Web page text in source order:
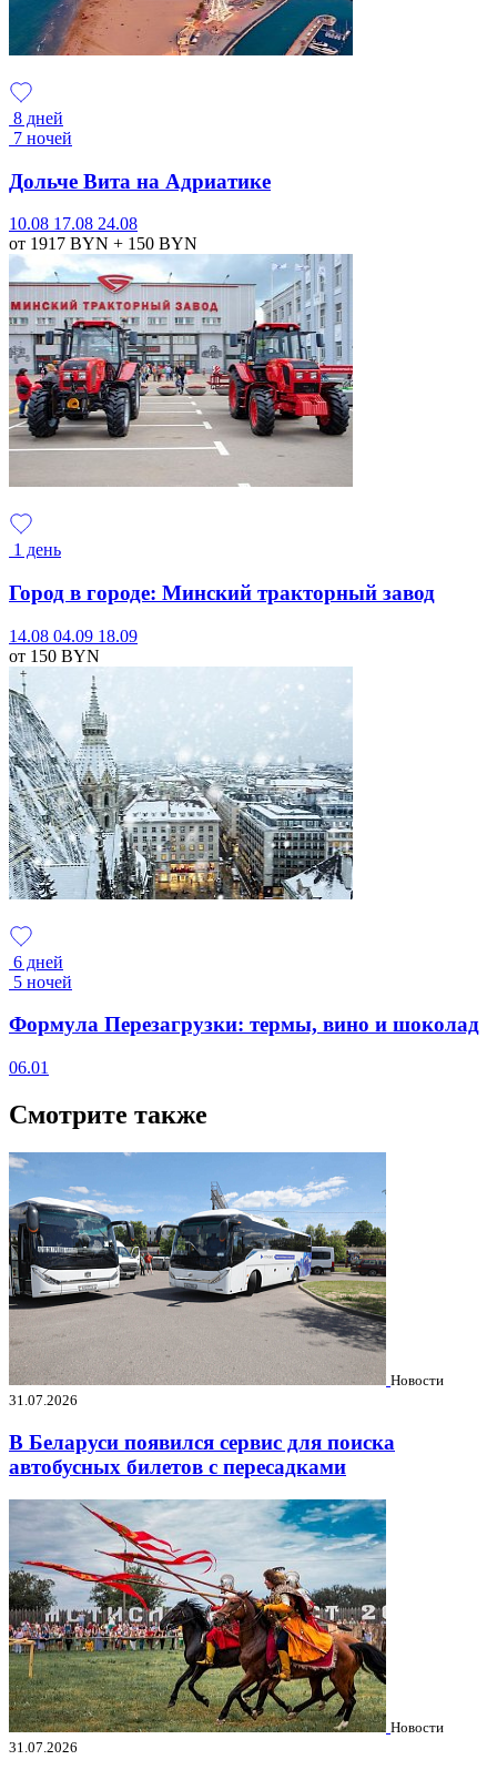
8 дней
7 ночей
Дольче Вита на Адриатике
10.08 17.08 24.08
от 1917 BYN + 150 BYN
1 день
Город в городе: Минский тракторный завод
14.08 04.09 18.09
от 150 BYN
6 дней
5 ночей
Формула Перезагрузки: термы, вино и шоколад
06.01
Смотрите также
Новости
31.07.2026
В Беларуси появился сервис для поиска
автобусных билетов с пересадками
Новости
31.07.2026